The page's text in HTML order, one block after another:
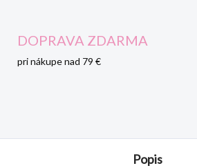
DOPRAVA ZDARMA
pri nákupe nad 79 €
Popis